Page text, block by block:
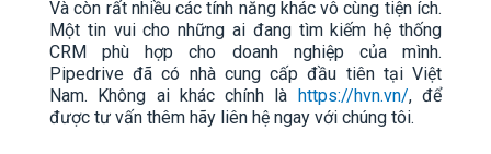
Và còn rất nhiều các tính năng khác vô cùng tiện ích.
Một tin vui cho những ai đang tìm kiếm hệ thống
CRM phù hợp cho doanh nghiệp của mình.
Pipedrive đã có nhà cung cấp đầu tiên tại Việt
Nam. Không ai khác chính là https://hvn.vn/, để
được tư vấn thêm hãy liên hệ ngay với chúng tôi.